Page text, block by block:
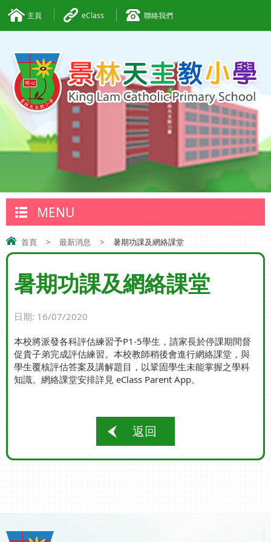
主頁 eClass 聯絡我們
MENU
首頁 > 最新消息 > 暑期功課及網絡課堂
暑期功課及網絡課堂
日期: 16/07/2020
本校將派發各科評估練習予P1-5學生，請家長於停課期間督
促貴子弟完成評估練習。本校教師稍後會進行網絡課堂，與
學生覆核評估答案及講解題目，以鞏固學生未能掌握之學科
知識。網絡課堂安排詳見 eClass Parent App。
返回